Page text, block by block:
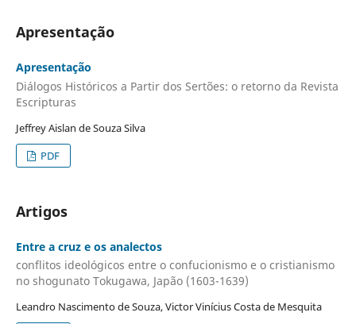
Apresentação
Apresentação
Diálogos Históricos a Partir dos Sertões: o retorno da Revista
Escripturas
Jeffrey Aislan de Souza Silva
PDF
Artigos
Entre a cruz e os analectos
conflitos ideológicos entre o confucionismo e o cristianismo
no shogunato Tokugawa, Japão (1603-1639)
Leandro Nascimento de Souza, Victor Vinícius Costa de Mesquita